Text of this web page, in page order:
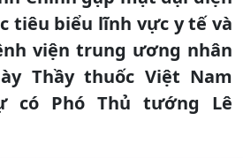
tiêu biểu lĩnh vực y tế và
viện trung ương nhân
Thầy thuốc Việt Nam
có Phó Thủ tướng Lê